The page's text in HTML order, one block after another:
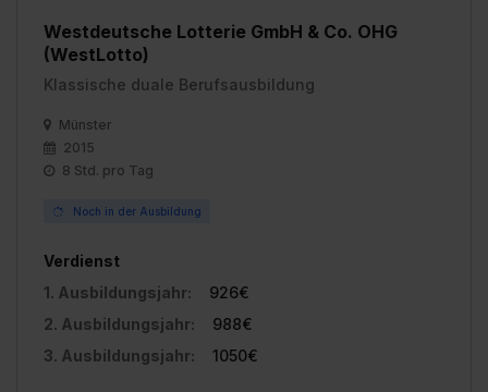
Westdeutsche Lotterie GmbH & Co. OHG
(WestLotto)
Klassische duale Berufsausbildung
Münster
2015
8 Std. pro Tag
Noch in der Ausbildung
Verdienst
1. Ausbildungsjahr:
926€
2. Ausbildungsjahr:
988€
3. Ausbildungsjahr:
1050€